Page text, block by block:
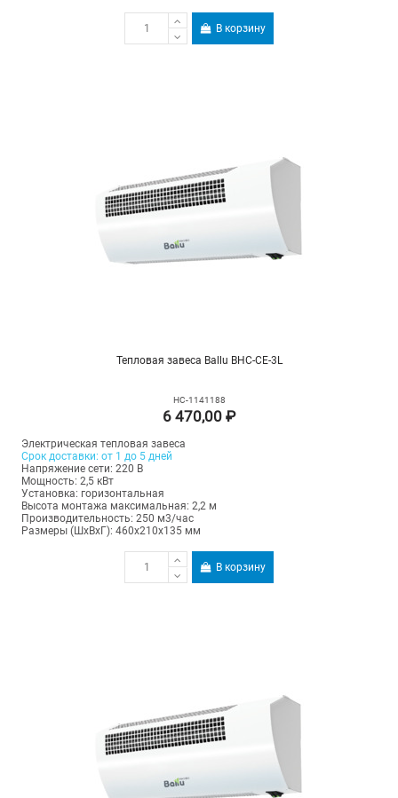
В корзину
Тепловая завеса Ballu BHC-CE-3L
НС-1141188
6 470,00 ₽
Электрическая тепловая завеса
Срок доставки: от 1 до 5 дней
Напряжение сети: 220 В
Мощность: 2,5 кВт
Установка: горизонтальная
Высота монтажа максимальная: 2,2 м
Производительность: 250 м3/час
Размеры (ШхВхГ): 460х210х135 мм
В корзину